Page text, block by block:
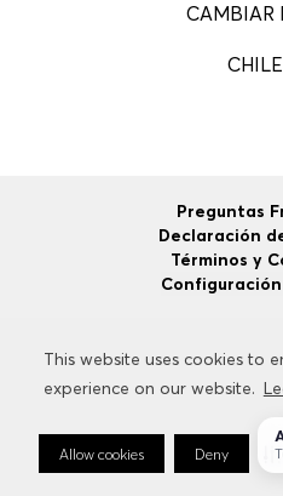
This website uses cookies to
experience on our website.
Allow cookies Deny
This website uses cookies to
experience on our website.
Allow cookies Deny
CAMBIAR
CHILE
Preguntas
Declaración
Términos y
© 2026 HUGO BOSS Todos